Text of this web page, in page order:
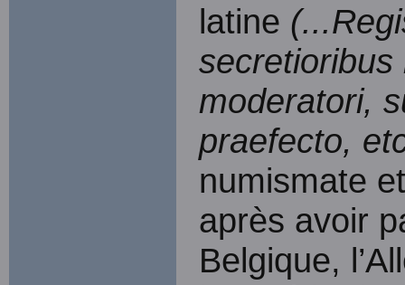
latine
moderatori,
praefecto,
numismate
après avoir
Belgique,